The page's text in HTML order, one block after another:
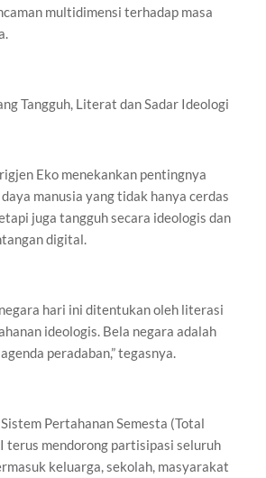
multidimensi terhadap masa
Tangguh, Literat dan Sadar Ideologi
Eko menekankan pentingnya
manusia yang tidak hanya cerdas
juga tangguh secara ideologis dan
digital.
hari ini ditentukan oleh literasi
ideologis. Bela negara adalah
peradaban,” tegasnya.
Pertahanan Semesta (Total
terus mendorong partisipasi seluruh
keluarga, sekolah, masyarakat